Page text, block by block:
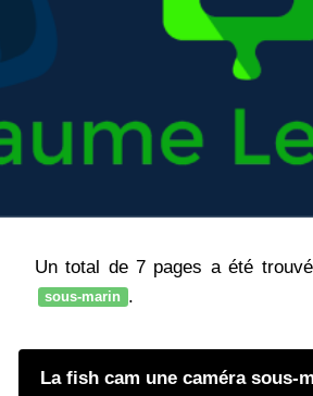
Un total de 7 pages a été
sous-marin .
La fish cam une caméra sous-